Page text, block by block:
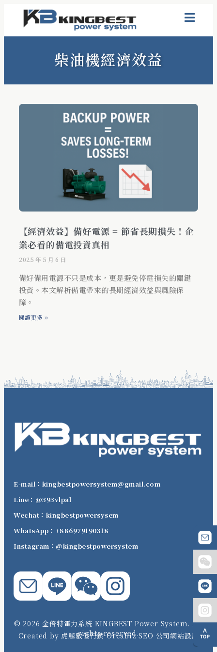
柴油機經濟效益
【經濟效益】備好電源 = 節省長期損失！企
業必看的備電投資真相
2025 年 5 月 6 日
備好備用電源不只是成本，更是避免停電損失的關鍵
投資。本文解析備電帶來的長期經濟效益與風險保
障。
閱讀更多 »
E-mail：kingbestpowersystem@gmail.com
Line：@393vlpal
Wechat：kingbestpowersysem
WhatsApp：+886979190318
Instagram：@kingbestpowersystem
© 2026 金倍特電力系統 KINGBEST Power System. All
rights reserved.
Created by 虎鯨數位行銷 OrcaBiz SEO 公司網站設計